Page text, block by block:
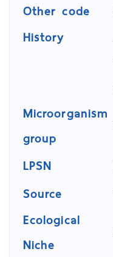
Other code
History
Microorganism
group
LPSN
Source
Ecological
Niche